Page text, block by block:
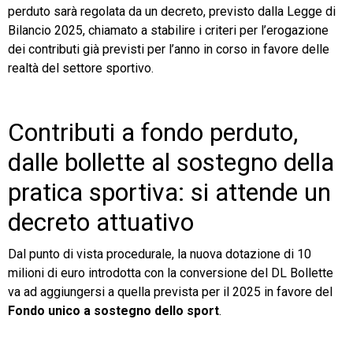
perduto sarà regolata da un decreto, previsto dalla Legge di
Bilancio 2025, chiamato a stabilire i criteri per l’erogazione
dei contributi già previsti per l’anno in corso in favore delle
realtà del settore sportivo.
Contributi a fondo perduto,
dalle bollette al sostegno della
pratica sportiva: si attende un
decreto attuativo
Dal punto di vista procedurale, la nuova dotazione di 10
milioni di euro introdotta con la conversione del DL Bollette
va ad aggiungersi a quella prevista per il 2025 in favore del
Fondo unico a sostegno dello sport.